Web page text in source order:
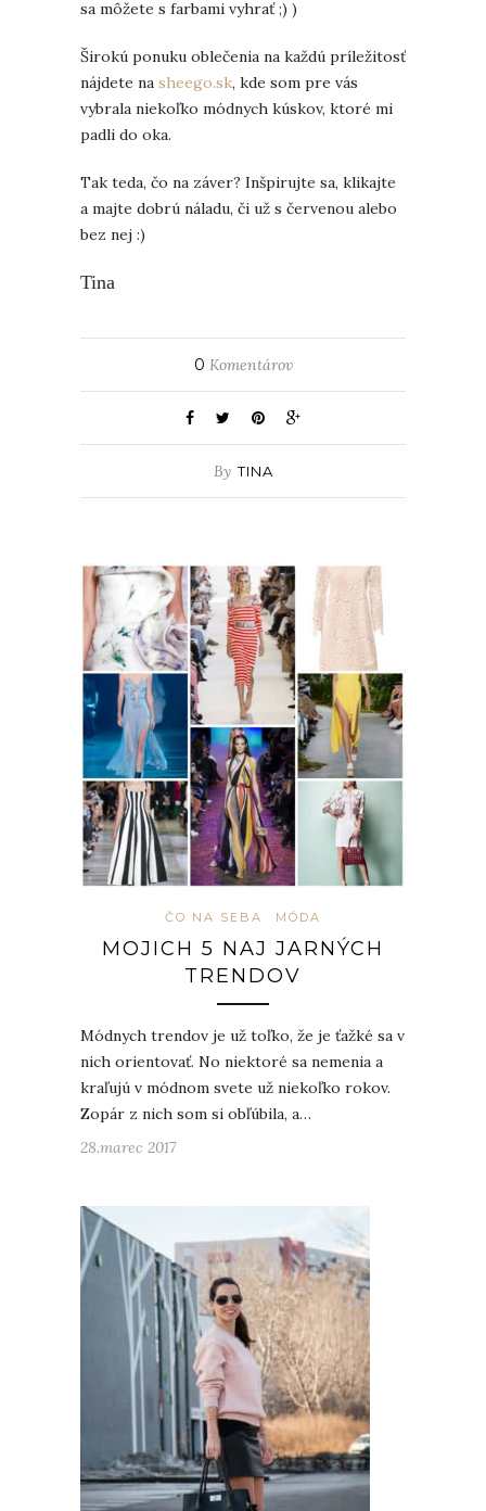
sa môžete s farbami vyhrať ;) )
Širokú ponuku oblečenia na každú príležitosť
nájdete na sheego.sk, kde som pre vás
vybrala niekoľko módnych kúskov, ktoré mi
padli do oka.
Tak teda, čo na záver? Inšpirujte sa, klikajte
a majte dobrú náladu, či už s červenou alebo
bez nej :)
Tina
0 Komentárov
By TINA
ČO NA SEBA MÓDA
MOJICH 5 NAJ JARNÝCH
TRENDOV
Módnych trendov je už toľko, že je ťažké sa v
nich orientovať. No niektoré sa nemenia a
kraľujú v módnom svete už niekoľko rokov.
Zopár z nich som si obľúbila, a…
28.marec 2017